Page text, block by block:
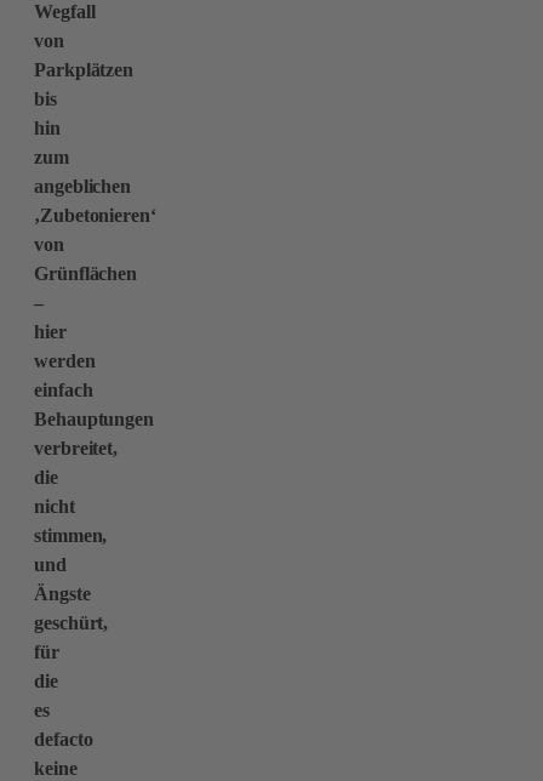
Wegfall
von
Parkplätzen
bis
hin
zum
angeblichen
‚Zubetonieren‘
von
Grünflächen
–
hier
werden
einfach
Behauptungen
verbreitet,
die
nicht
stimmen,
und
Ängste
geschürt,
für
die
es
defacto
keine